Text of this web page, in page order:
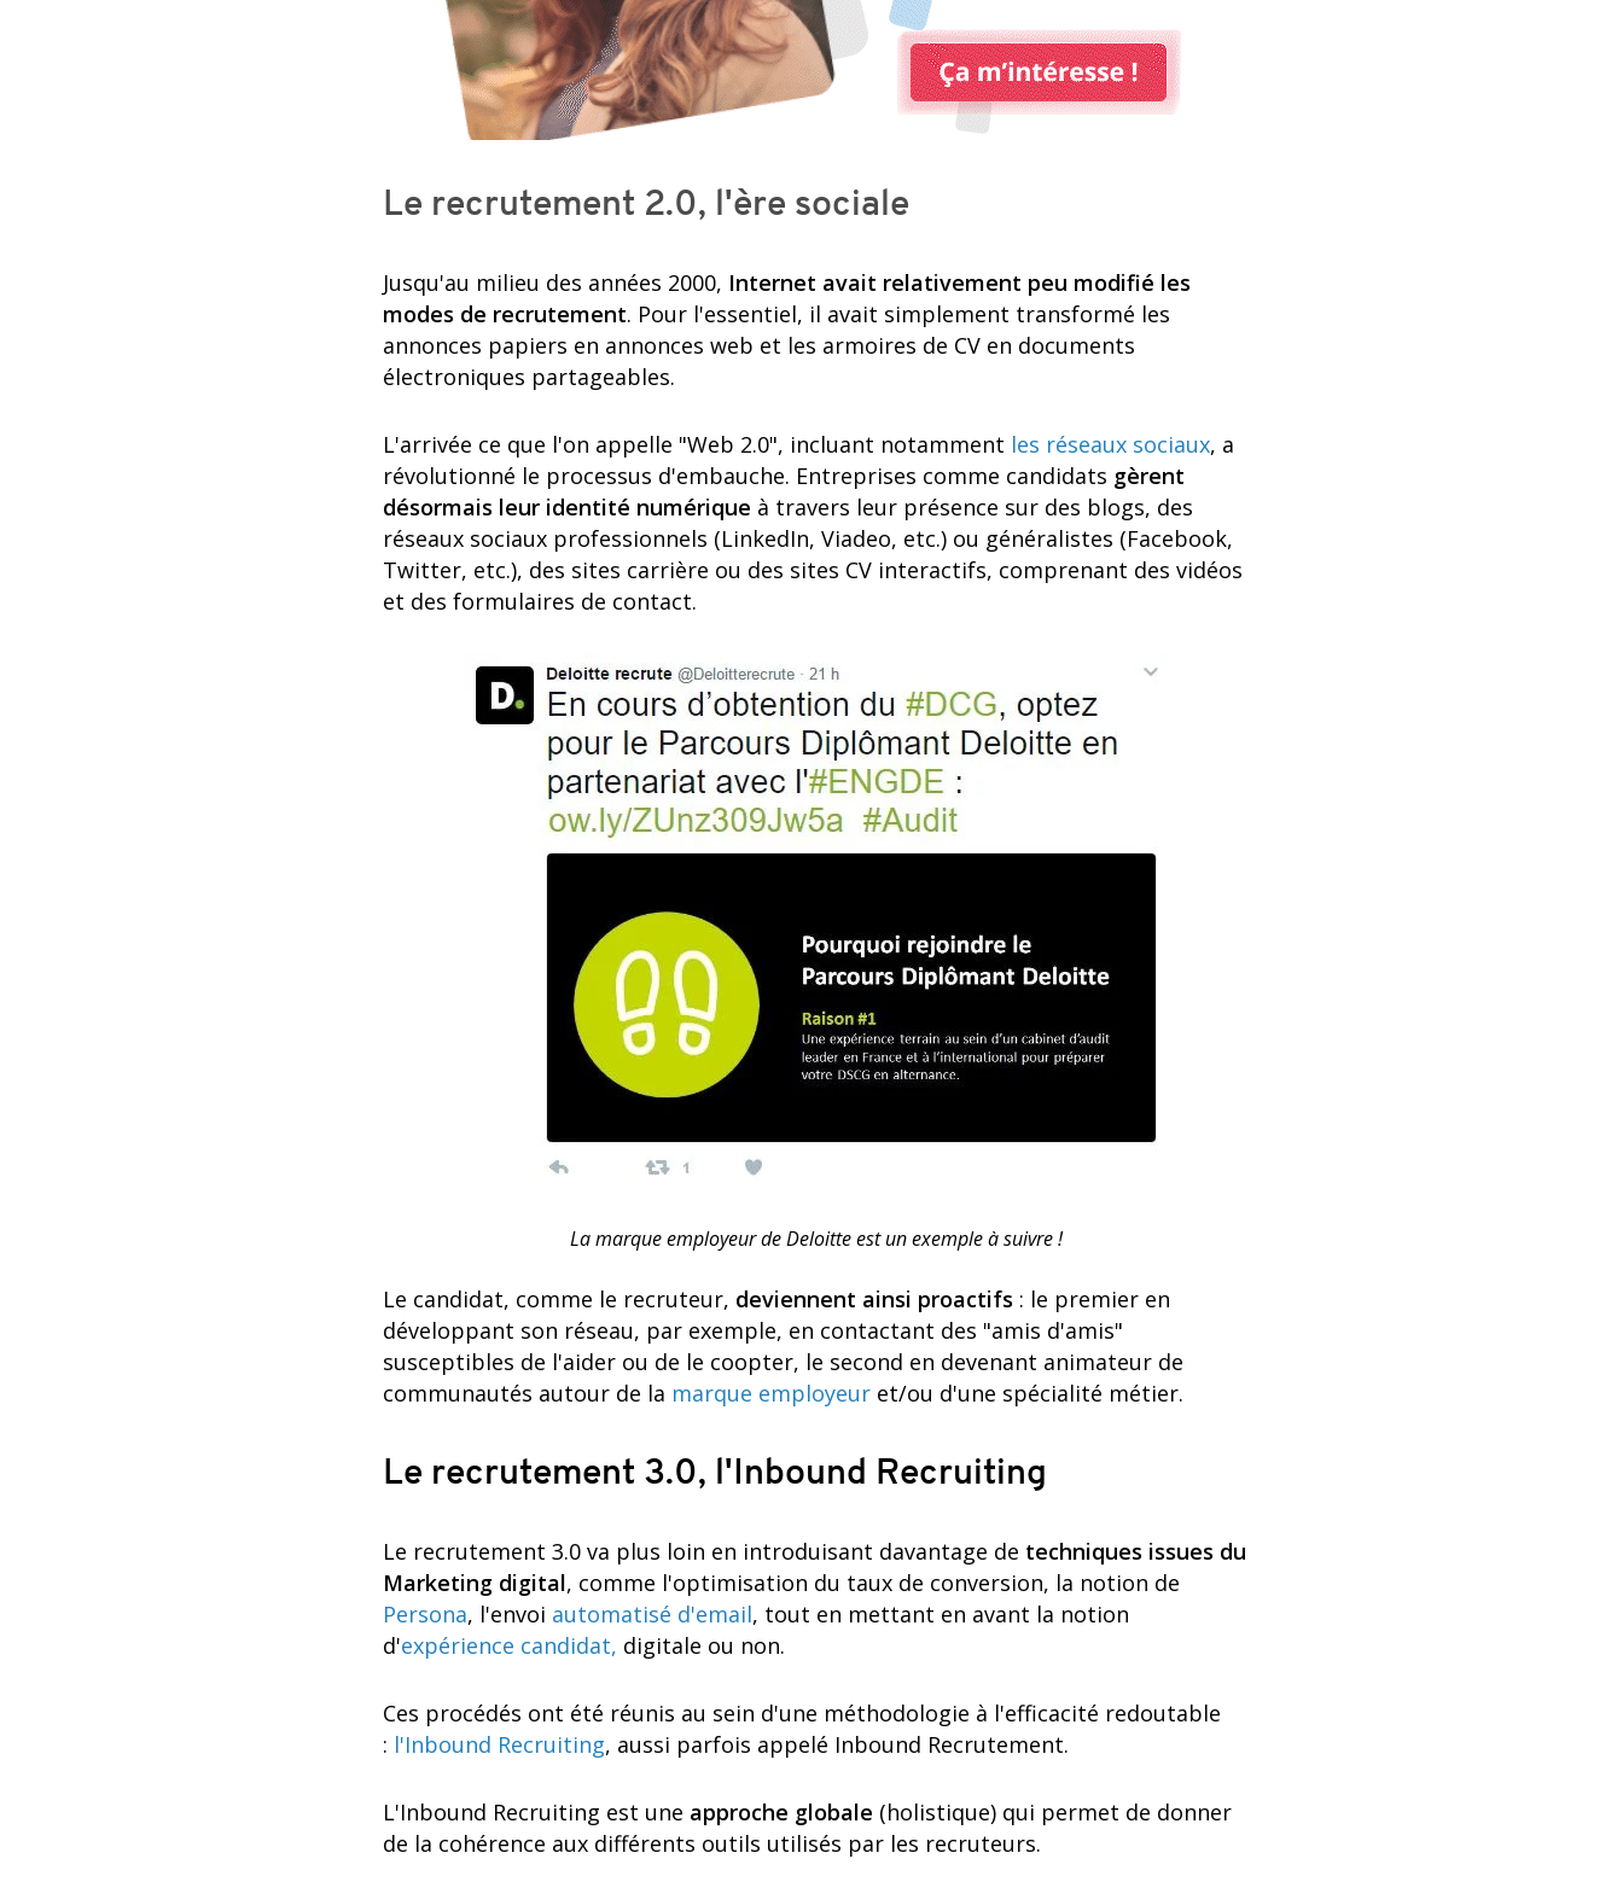
Le recrutement 2.0, l'ère sociale
Jusqu'au milieu des années 2000, Internet avait relativement peu modifié les
modes de recrutement. Pour l'essentiel, il avait simplement transformé les
annonces papiers en annonces web et les armoires de CV en documents
électroniques partageables.
L'arrivée ce que l'on appelle "Web 2.0", incluant notamment les réseaux sociaux, a
révolutionné le processus d'embauche. Entreprises comme candidats gèrent
désormais leur identité numérique à travers leur présence sur des blogs, des
réseaux sociaux professionnels (LinkedIn, Viadeo, etc.) ou généralistes (Facebook,
Twitter, etc.), des sites carrière ou des sites CV interactifs, comprenant des vidéos
et des formulaires de contact.
La marque employeur de Deloitte est un exemple à suivre !
Le candidat, comme le recruteur, deviennent ainsi proactifs : le premier en
développant son réseau, par exemple, en contactant des "amis d'amis"
susceptibles de l'aider ou de le coopter, le second en devenant animateur de
communautés autour de la marque employeur et/ou d'une spécialité métier.
Le recrutement 3.0, l'Inbound Recruiting
Le recrutement 3.0 va plus loin en introduisant davantage de techniques issues du
Marketing digital, comme l'optimisation du taux de conversion, la notion de
Persona, l'envoi automatisé d'email, tout en mettant en avant la notion
d'expérience candidat, digitale ou non.
Ces procédés ont été réunis au sein d'une méthodologie à l'efficacité redoutable
: l'Inbound Recruiting, aussi parfois appelé Inbound Recrutement.
L'Inbound Recruiting est une approche globale (holistique) qui permet de donner
de la cohérence aux différents outils utilisés par les recruteurs.